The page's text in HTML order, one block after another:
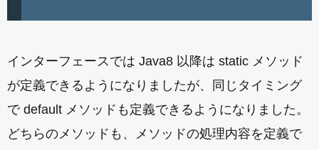
インターフェースでは Java8 以降は static メソッド
が定義できるようになりましたが、同じタイミング
で default メソッドも定義できるようになりました。
どちらのメソッドも、メソッドの処理内容を定義で